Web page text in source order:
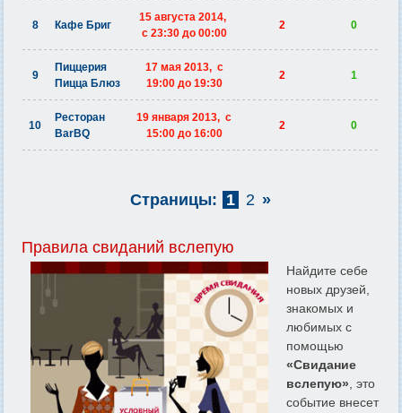
8 Кафе Бриг
15 августа 2014,
c 23:30 до 00:00
2 0
9
Пиццерия
Пицца Блюз
17 мая 2013, c
19:00 до 19:30
2 1
10
Ресторан
BarBQ
19 января 2013, c
15:00 до 16:00
2 0
Страницы: 1 2 »
Правила свиданий вслепую
Найдите себе
новых друзей,
знакомых и
любимых с
помощью
«Свидание
вслепую» , это
событие внесет